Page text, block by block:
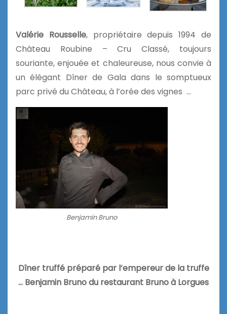
Valérie Rousselle, propriétaire depuis 1994 de
Château Roubine – Cru Classé, toujours
souriante, enjouée et chaleureuse, nous convie à
un élégant Dîner de Gala dans le somptueux
parc privé du Château, à l’orée des vignes …
Benjamin Bruno
Dîner truffé préparé par l’empereur de la truffe
… Benjamin Bruno du restaurant Bruno à Lorgues